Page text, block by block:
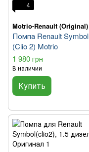
4
Motrio-Renault (Original)
Помпа Renault Symbol
(Clio 2) Motrio
1 980 грн
В наличии
Купить